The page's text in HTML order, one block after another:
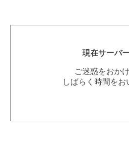
現在サーバ
ご迷惑をおか
しばらく時間を